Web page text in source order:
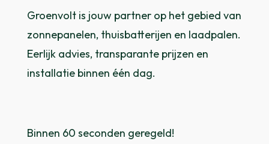
Groenvolt is jouw partner op het gebied van
zonnepanelen, thuisbatterijen en laadpalen.
Eerlijk advies, transparante prijzen en
installatie binnen één dag.
Binnen 60 seconden geregeld!